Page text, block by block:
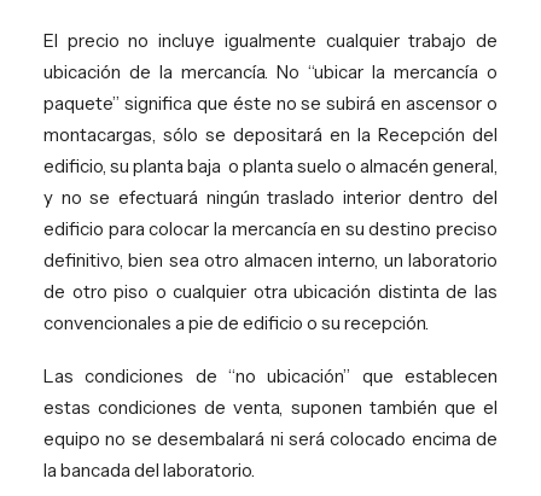
El precio no incluye igualmente cualquier trabajo de
ubicación de la mercancía. No “ubicar la mercancía o
paquete” significa que éste no se subirá en ascensor o
montacargas, sólo se depositará en la Recepción del
edificio, su planta baja o planta suelo o almacén general,
y no se efectuará ningún traslado interior dentro del
edificio para colocar la mercancía en su destino preciso
definitivo, bien sea otro almacen interno, un laboratorio
de otro piso o cualquier otra ubicación distinta de las
convencionales a pie de edificio o su recepción.
Las condiciones de “no ubicación” que establecen
estas condiciones de venta, suponen también que el
equipo no se desembalará ni será colocado encima de
la bancada del laboratorio.